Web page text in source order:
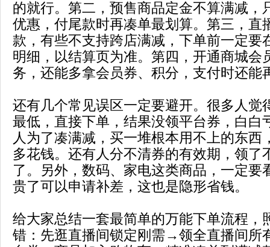
的就行。第二，预售商品定金不算满减，
优惠，付尾款时再凑单最划算。第三，直
款，有些不支持跨店满减，下单前一定要
明细，以结算页为准。第四，开通商城会
务，还能多拿会员券、积分，支付时还能
还有几个常见误区一定要避开。很多人觉
最低，直接下单，结果没领平台券，白白
人为了凑满减，买一堆根本用不上的东西
多花钱。还有人分不清券的有效期，领了
了。另外，数码、家电这类商品，一定要
贵了可以申请补差，这也是隐形省钱。
给大家总结一套最简单的万能下单流程，
错：先逛直播间锁定刚需→领全直播间所